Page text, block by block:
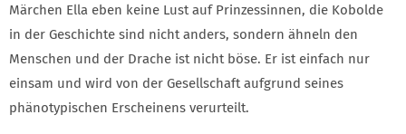
Märchen Ella eben keine Lust auf Prinzessinnen, die Kobolde
in der Geschichte sind nicht anders, sondern ähneln den
Menschen und der Drache ist nicht böse. Er ist einfach nur
einsam und wird von der Gesellschaft aufgrund seines
phänotypischen Erscheinens verurteilt.